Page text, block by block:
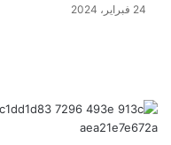
24 فبراير، 2024